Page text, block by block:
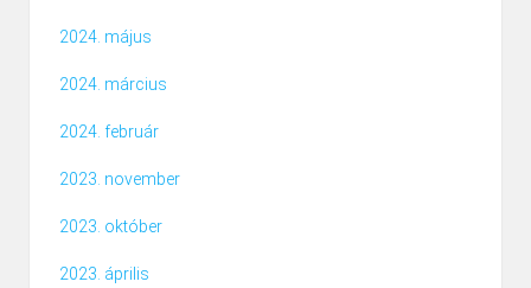
2024. május
2024. március
2024. február
2023. november
2023. október
2023. április